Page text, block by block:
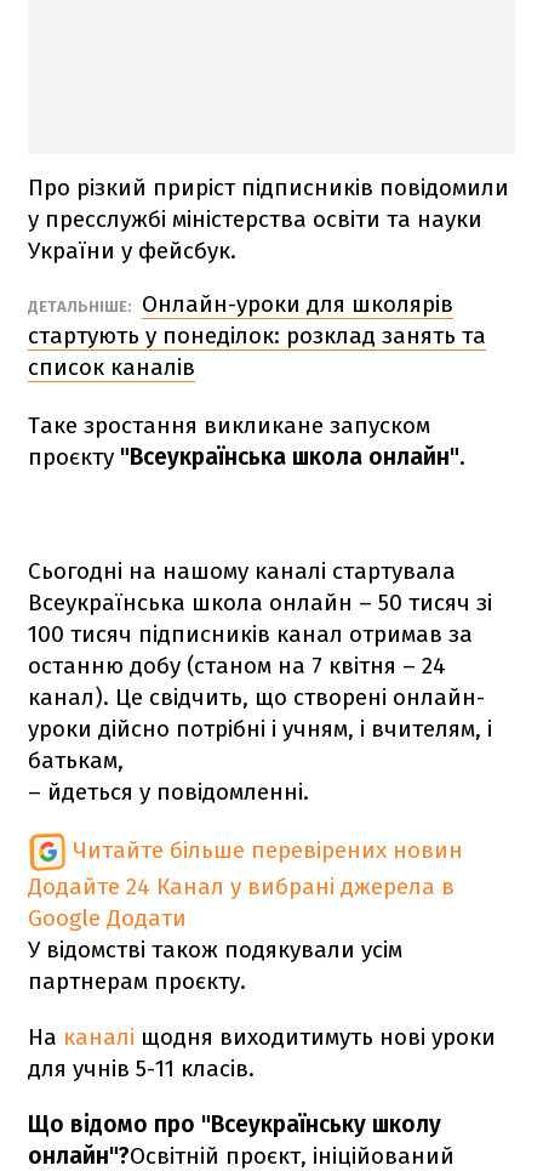
Про різкий приріст підписників повідомили
у пресслужбі міністерства освіти та науки
України у фейсбук.
ДЕТАЛЬНІШЕ:
Онлайн-уроки для школярів
стартують у понеділок: розклад занять та
список каналів
Таке зростання викликане запуском
проєкту "Всеукраїнська школа онлайн".
Сьогодні на нашому каналі стартувала
Всеукраїнська школа онлайн – 50 тисяч зі
100 тисяч підписників канал отримав за
останню добу (станом на 7 квітня – 24
канал). Це свідчить, що створені онлайн-
уроки дійсно потрібні і учням, і вчителям, і
батькам,
– йдеться у повідомленні.
Читайте більше перевірених новин
Додайте 24 Канал у вибрані джерела в
Google Додати
У відомстві також подякували усім
партнерам проєкту.
На каналі щодня виходитимуть нові уроки
для учнів 5-11 класів.
Що відомо про "Всеукраїнську школу
онлайн"?Освітній проєкт, ініційований